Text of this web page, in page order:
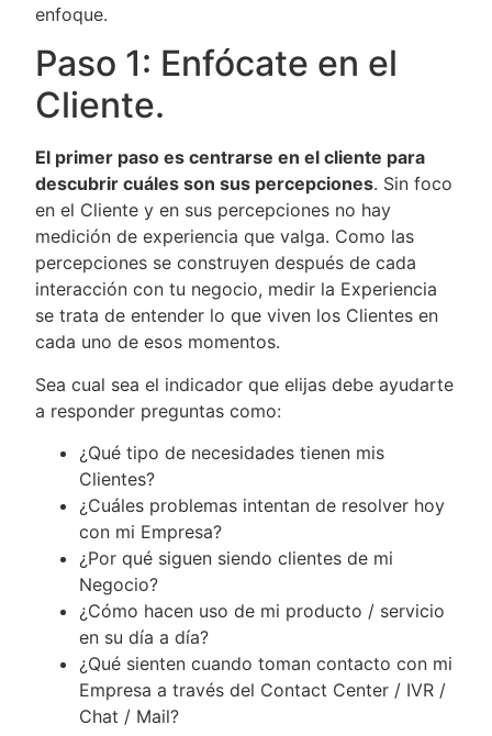
enfoque.
Paso 1: Enfócate en el
Cliente.
El primer paso es centrarse en el cliente para
descubrir cuáles son sus percepciones. Sin foco
en el Cliente y en sus percepciones no hay
medición de experiencia que valga. Como las
percepciones se construyen después de cada
interacción con tu negocio, medir la Experiencia
se trata de entender lo que viven los Clientes en
cada uno de esos momentos.
Sea cual sea el indicador que elijas debe ayudarte
a responder preguntas como:
¿Qué tipo de necesidades tienen mis
Clientes?
¿Cuáles problemas intentan de resolver hoy
con mi Empresa?
¿Por qué siguen siendo clientes de mi
Negocio?
¿Cómo hacen uso de mi producto / servicio
en su día a día?
¿Qué sienten cuando toman contacto con mi
Empresa a través del Contact Center / IVR /
Chat / Mail?